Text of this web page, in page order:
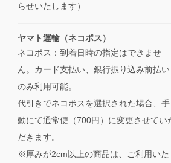
らせいたします）
ヤマト運輸（ネコポス）
ネコポス：到着日時の指定はできませ
ん。カード支払い、銀行振り込み前払い
のみ利用可能。
代引きでネコポスを選択された場合、手
動にて通常便（700円）に変更させてい
だきます。
※厚みが2cm以上の商品は、ご利用いた